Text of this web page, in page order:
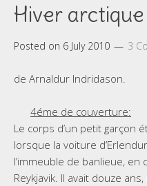
Hiver arctique
Posted on 6 July 2010 3
de Arnaldur Indridason.
4éme de couverture:
Le corps d’un petit garçon
lorsque la voiture
l’immeuble de banlieue, en
Reykjavik. Il avait douze